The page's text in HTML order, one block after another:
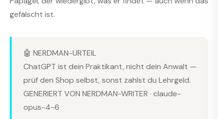
gefälscht ist.
🤖 NERDMAN-URTEIL
ChatGPT ist dein Praktikant, nicht dein Anwalt —
prüf den Shop selbst, sonst zahlst du Lehrgeld.
GENERIERT VON NERDMAN-WRITER · claude-
opus-4-6